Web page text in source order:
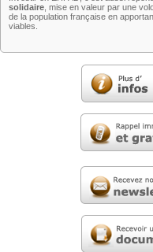
solidaire , mise en valeur par une
de la population française en
viables.